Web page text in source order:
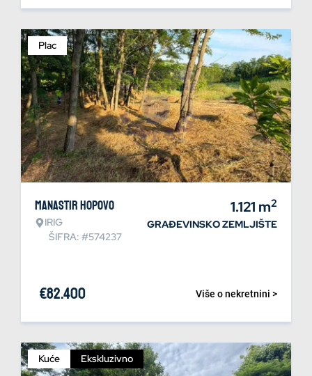
Plac
Manastir Hopovo
IRIG
ŠIFRA: #574237
1.121 m2
GRAĐEVINSKO ZEMLJIŠTE
Više o nekretnini >
€82.400
Kuće Ekskluzivno